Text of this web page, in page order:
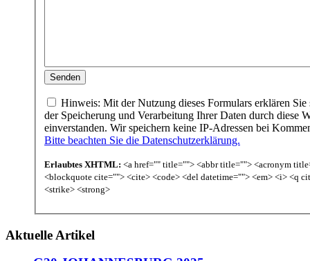
Hinweis: Mit der Nutzung dieses Formulars erklären Sie
der Speicherung und Verarbeitung Ihrer Daten durch diese
einverstanden. Wir speichern keine IP-Adressen bei
Bitte beachten Sie die Datenschutzerklärung.
Erlaubtes XHTML: <a href="" title=""> <abbr title=""> <acronym
<blockquote cite=""> <cite> <code> <del datetime=""> <em> <i> <q
<strike> <strong>
Aktuelle Artikel